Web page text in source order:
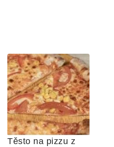
Těsto na pizzu z